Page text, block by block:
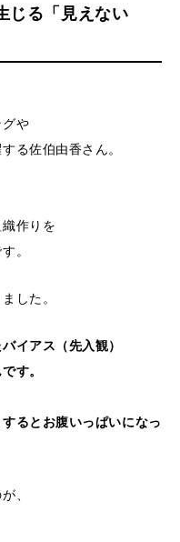
じる「見えない
や
る佐伯由香さん。
作りを
。
した。
イアス（先入観）
す。
るとお腹いっぱいになっ
、